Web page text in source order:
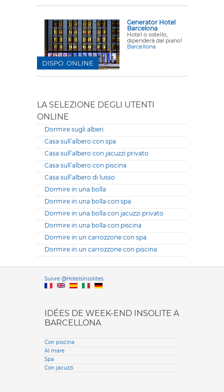
Generator Hotel
Barcelona
Hotel o ostello,
dipenderà dal piano!
Barcellona
DISPO. ONLINE
LA SELEZIONE DEGLI UTENTI
ONLINE
Dormire sugli alberi
Casa sull’albero con spa
Casa sull’albero con jacuzzi privato
Casa sull’albero con piscina
Casa sull’albero di lusso
Dormire in una bolla
Dormire in una bolla con spa
Dormire in una bolla con jacuzzi privato
Dormire in una bolla con piscina
Dormire in un carrozzone con spa
Dormire in un carrozzone con piscina
Suivre @HotelsInsolitesVersione
IDÉES DE WEEK-END INSOLITE A
BARCELLONA
Con piscina
Al mare
Spa
Con jacuzzi